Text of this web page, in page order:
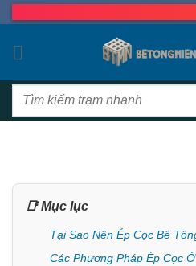
nội
Tìm
📑 Mục lục
Tại Sao Nên Ép Cọc Bê
Các Phương Pháp Ép Cọc